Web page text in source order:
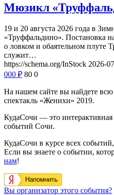
Мюзикл
19 и 20 августа 2026 года в
«Труффальдино». Постановка
о ловком и обаятельном плуте
служит…
https://schema.org/InStock 2026-
000 ₽ 80 0
На нашем сайте вы найдете
спектакль «Женихи» 2019.
КудаСочи — это
событий Сочи.
КудаСочи в курсе всех
Если вы знаете о событии,
нам!
Напомнить
Вы организатор этого события?